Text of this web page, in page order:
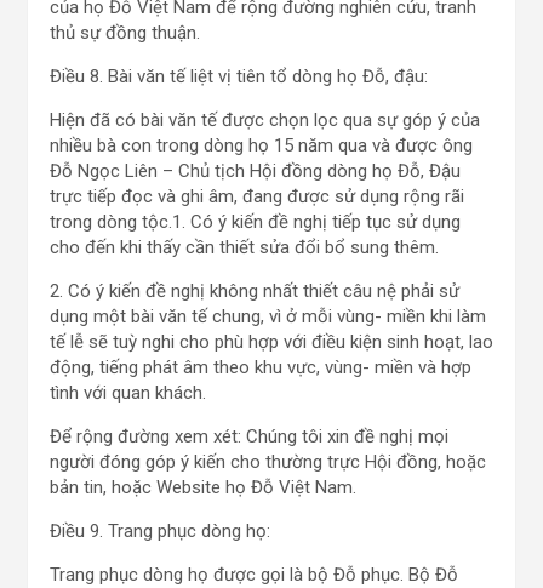
của họ Đỗ Việt Nam để rộng đường nghiên cứu, tranh
thủ sự đồng thuận.
Điều 8. Bài văn tế liệt vị tiên tổ dòng họ Đỗ, đậu:
Hiện đã có bài văn tế được chọn lọc qua sự góp ý của
nhiều bà con trong dòng họ 15 năm qua và được ông
Đỗ Ngọc Liên – Chủ tịch Hội đồng dòng họ Đỗ, Đậu
trực tiếp đọc và ghi âm, đang được sử dụng rộng rãi
trong dòng tộc.1. Có ý kiến đề nghị tiếp tục sử dụng
cho đến khi thấy cần thiết sửa đổi bổ sung thêm.
2. Có ý kiến đề nghị không nhất thiết câu nệ phải sử
dụng một bài văn tế chung, vì ở mỗi vùng- miền khi làm
tế lễ sẽ tuỳ nghi cho phù hợp với điều kiện sinh hoạt, lao
động, tiếng phát âm theo khu vực, vùng- miền và hợp
tình với quan khách.
Để rộng đường xem xét: Chúng tôi xin đề nghị mọi
người đóng góp ý kiến cho thường trực Hội đồng, hoặc
bản tin, hoặc Website họ Đỗ Việt Nam.
Điều 9. Trang phục dòng họ:
Trang phục dòng họ được gọi là bộ Đỗ phục. Bộ Đỗ